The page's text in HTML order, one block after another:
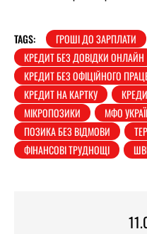
TAGS: ГРОШІ ДО ЗАРПЛАТИ
КРЕДИТ БЕЗ ДОВІДКИ ОНЛАЙН
КРЕДИТ БЕЗ ОФІЦІЙНОГО
КРЕДИТ НА КАРТКУ
МІКРОПОЗИКИ
МФО
ПОЗИКА БЕЗ ВІДМОВИ
ФІНАНСОВІ ТРУДНОЩІ